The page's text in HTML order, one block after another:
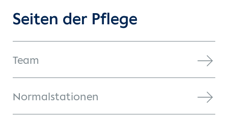
Seiten der Pflege
Team
Normalstationen